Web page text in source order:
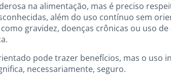
na alimentação, mas é preciso
além do uso contínuo sem
gravidez, doenças crônicas ou uso
pode trazer benefícios, mas o uso
necessariamente, seguro.